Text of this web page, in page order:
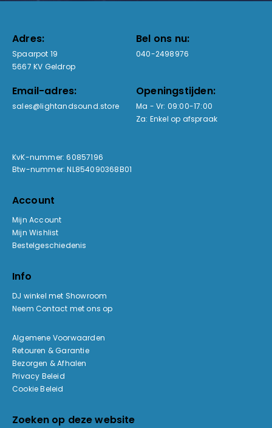
Adres:
Spaarpot 19
5667 KV Geldrop
Bel ons nu:
040-2498976
Email-adres:
sales@lightandsound.store
Openingstijden:
Ma - Vr: 09:00-17:00
Za: Enkel op afspraak
KvK-nummer: 60857196
Btw-nummer: NL854090368B01
Account
Mijn Account
Mijn Wishlist
Bestelgeschiedenis
Info
DJ winkel met Showroom
Neem Contact met ons op
Algemene Voorwaarden
Retouren & Garantie
Bezorgen & Afhalen
Privacy Beleid
Cookie Beleid
Zoeken op deze website